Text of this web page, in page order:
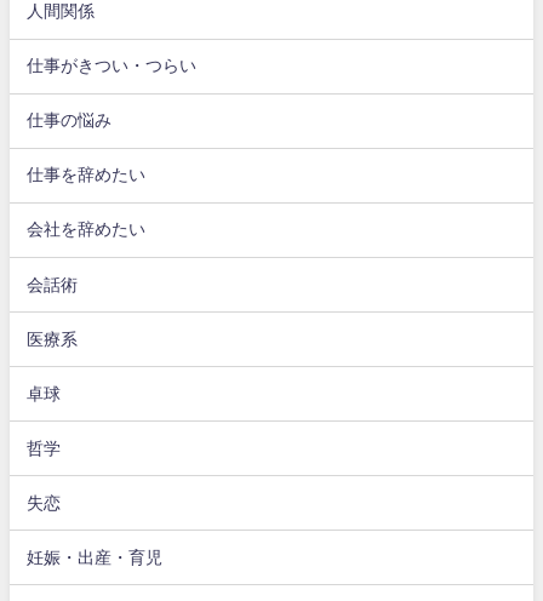
人間関係
仕事がきつい・つらい
仕事の悩み
仕事を辞めたい
会社を辞めたい
会話術
医療系
卓球
哲学
失恋
妊娠・出産・育児